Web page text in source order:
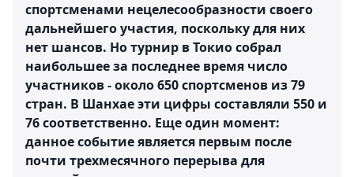
спортсменами нецелесообразности своего
дальнейшего участия, поскольку для них
нет шансов. Но турнир в Токио собрал
наибольшее за последнее время число
участников - около 650 спортсменов из 79
стран. В Шанхае эти цифры составляли 550 и
76 соответственно. Еще один момент:
данное событие является первым после
почти трехмесячного перерыва для